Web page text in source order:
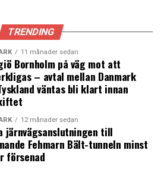
Helsingør og Helsingborg, et
Kommune og Malmøs
om at bygge jernbanetunneller
Malmø/Landskrona.
for opførslen af disse
kunne aflaste den fremtidige
danske og svenske regeringers
som følge af opførslen af
i 2028.
ikke bare kortere rejsetid, den
ved Øresundsbroen,
TRENDING
11 månader sedan
Bornholm på väg mot att
– avtal mellan Danmark
väntas bli klart innan
12 månader sedan
järnvägsanslutningen till
Fehmarn Bält-tunneln minst
försenad